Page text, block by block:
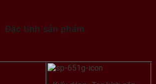
Đặc tính sản phẩm